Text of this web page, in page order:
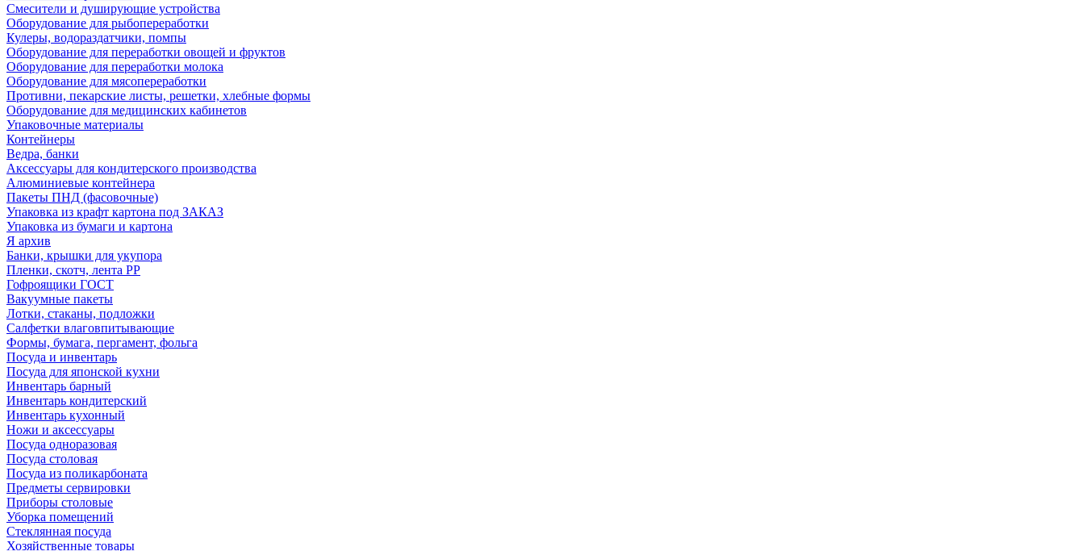
Смесители и душирующие устройства
Оборудование для рыбопереработки
Кулеры, водораздатчики, помпы
Оборудование для переработки овощей и фруктов
Оборудование для переработки молока
Оборудование для мясопереработки
Противни, пекарские листы, решетки, хлебные формы
Оборудование для медицинских кабинетов
Упаковочные материалы
Контейнеры
Ведра, банки
Аксессуары для кондитерского производства
Алюминиевые контейнера
Пакеты ПНД (фасовочные)
Упаковка из крафт картона под ЗАКАЗ
Упаковка из бумаги и картона
Я архив
Банки, крышки для укупора
Пленки, скотч, лента РР
Гофроящики ГОСТ
Вакуумные пакеты
Лотки, стаканы, подложки
Салфетки влаговпитывающие
Формы, бумага, пергамент, фольга
Посуда и инвентарь
Посуда для японской кухни
Инвентарь барный
Инвентарь кондитерский
Инвентарь кухонный
Ножи и аксессуары
Посуда одноразовая
Посуда столовая
Посуда из поликарбоната
Предметы сервировки
Приборы столовые
Уборка помещений
Стеклянная посуда
Хозяйственные товары